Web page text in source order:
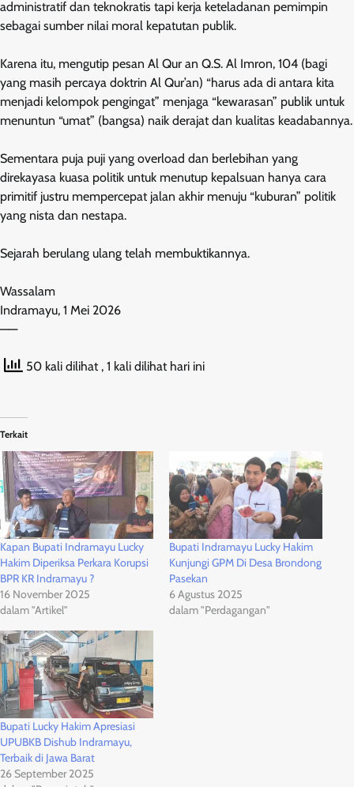
administratif dan teknokratis tapi kerja keteladanan pemimpin
sebagai sumber nilai moral kepatutan publik.
Karena itu, mengutip pesan Al Qur an Q.S. Al Imron, 104 (bagi
yang masih percaya doktrin Al Qur’an) “harus ada di antara kita
menjadi kelompok pengingat” menjaga “kewarasan” publik untuk
menuntun “umat” (bangsa) naik derajat dan kualitas keadabannya.
Sementara puja puji yang overload dan berlebihan yang
direkayasa kuasa politik untuk menutup kepalsuan hanya cara
primitif justru mempercepat jalan akhir menuju “kuburan” politik
yang nista dan nestapa.
Sejarah berulang ulang telah membuktikannya.
Wassalam
Indramayu, 1 Mei 2026
——
50 kali dilihat , 1 kali dilihat hari ini
Terkait
Kapan Bupati Indramayu Lucky
Hakim Diperiksa Perkara Korupsi
BPR KR Indramayu ?
16 November 2025
dalam "Artikel"
Bupati Indramayu Lucky Hakim
Kunjungi GPM Di Desa Brondong
Pasekan
6 Agustus 2025
dalam "Perdagangan"
Bupati Lucky Hakim Apresiasi
UPUBKB Dishub Indramayu,
Terbaik di Jawa Barat
26 September 2025